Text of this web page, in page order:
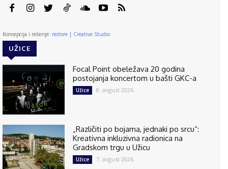
Koncepcija i rešenje: restore | Creative Studio
UŽICE
Focal Point obeležava 20 godina
postojanja koncertom u bašti GKC-a
Užice 8. avgust 2026.
„Različiti po bojama, jednaki po srcu“:
Kreativna inkluzivna radionica na
Gradskom trgu u Užicu
Užice 7. avgust 2026.